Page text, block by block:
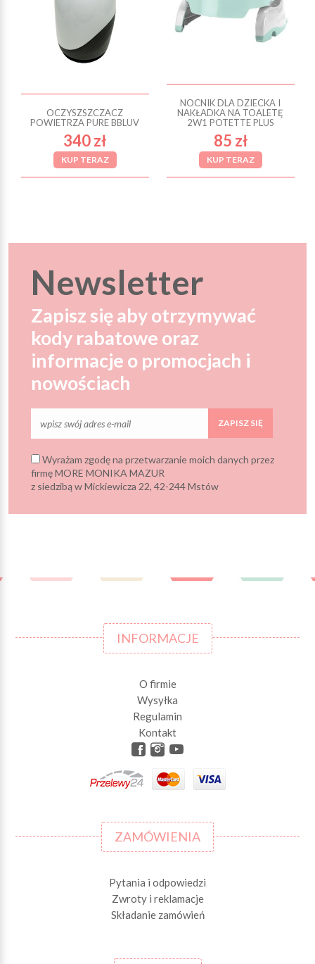
OCZYSZSZCZACZ
POWIETRZA PURE BBLUV
340 zł
KUP TERAZ
NOCNIK DLA DZIECKA I
NAKŁADKA NA TOALETĘ
2W1 POTETTE PLUS
85 zł
KUP TERAZ
Newsletter
Zapisz się aby otrzymywać
kody rabatowe oraz
informacje o promocjach i
nowościach
ZAPISZ SIĘ
Wyrażam zgodę na przetwarzanie moich danych przez
firmę MORE MONIKA MAZUR
z siedzibą w Mickiewicza 22, 42-244 Mstów
INFORMACJE
O firmie
Wysyłka
Regulamin
Kontakt
ZAMÓWIENIA
Pytania i odpowiedzi
Zwroty i reklamacje
Składanie zamówień